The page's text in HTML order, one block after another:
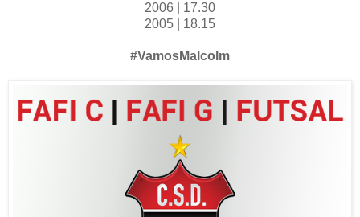
2006 | 17.30
2005 | 18.15
#VamosMalcolm